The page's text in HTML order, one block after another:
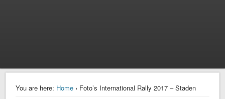
You are here: Home › Foto’s International Rally 2017 – Staden